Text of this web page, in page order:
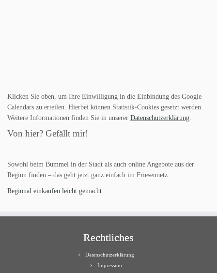
Klicken Sie oben, um Ihre Einwilligung in die Einbindung des Google
Calendars zu erteilen. Hierbei können Statistik-Cookies gesetzt werden.
Weitere Informationen finden Sie in unserer Datenschutzerklärung.
Von hier? Gefällt mir!
Sowohl beim Bummel in der Stadt als auch online Angebote aus der
Region finden – das geht jetzt ganz einfach im Friesennetz.
Regional einkaufen leicht gemacht
Rechtliches
Datenschutzerklärung
Impressum